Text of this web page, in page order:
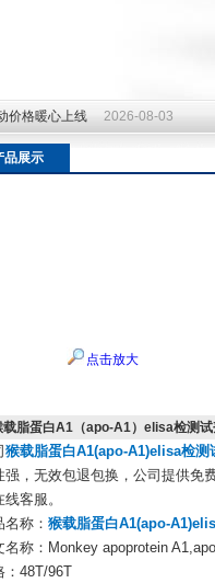
价格暖心上线 2026-08-03
格暖心上线
品展示
点击放大
载脂蛋白A1（apo-A1）elisa检测试
猴载脂蛋白A1(apo-A1)elisa检测
强，无效包退包换，公司提供免
线客服。
名称： 猴载脂蛋白A1(apo-
名称：Monkey apoprotein
：48T/96T